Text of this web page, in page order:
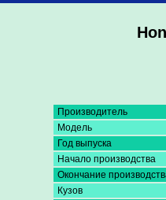
Производитель
Модель
Год выпуска
Начало производства
Окончание
Кузов